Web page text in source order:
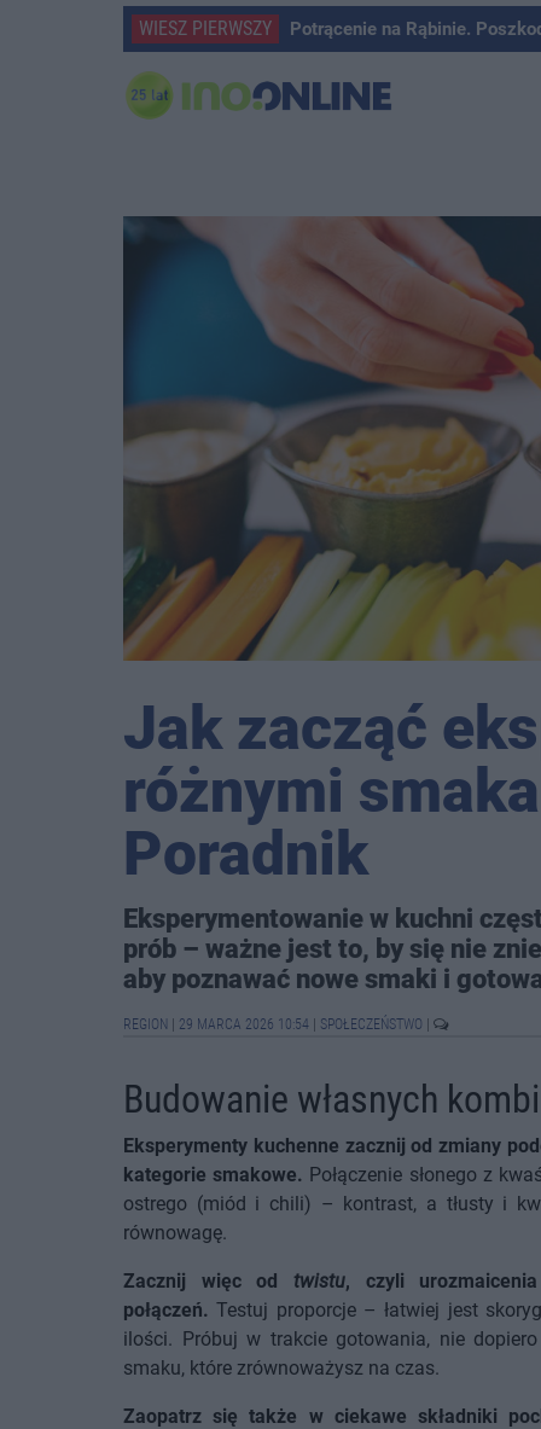
WIESZ PIERWSZY Potrącenie na Rąbinie.
Jak zacząć
różnymi
Poradnik
Eksperymentowanie w kuchni
prób – ważne jest to, by się nie
aby poznawać nowe smaki i
REGION 29 MARCA 2026 10:54 SPOŁECZEŃSTWO
Budowanie własnych
Eksperymenty kuchenne zacznij od zmiany
kategorie smakowe. Połączenie słonego z
ostrego (miód i chili) – kontrast, a tłusty i
równowagę.
Zacznij więc od twistu, czyli
połączeń.Testuj proporcje – łatwiej jest
ilości. Próbuj w trakcie gotowania, nie
smaku, które zrównoważysz na czas.
Zaopatrz się także w ciekawe składniki